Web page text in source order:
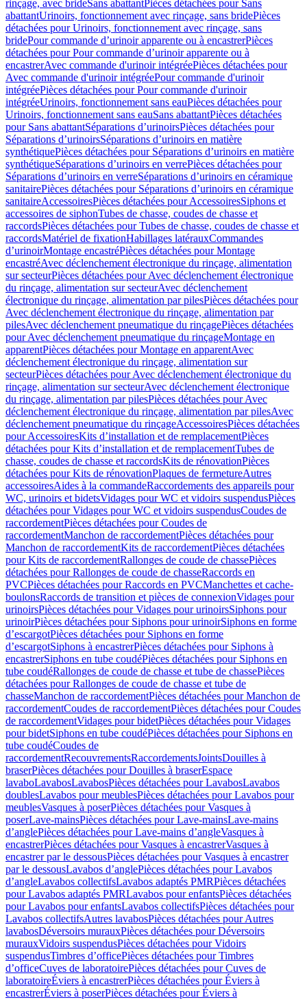
rinçage, avec brideSans abattantPièces détachées pour Sans
abattantUrinoirs, fonctionnement avec rinçage, sans bridePièces
détachées pour Urinoirs, fonctionnement avec rinçage, sans
bridePour commande d’urinoir apparente ou à encastrerPièces
détachées pour Pour commande d’urinoir apparente ou à
encastrerAvec commande d'urinoir intégréePièces détachées pour
Avec commande d'urinoir intégréePour commande d'urinoir
intégréePièces détachées pour Pour commande d'urinoir
intégréeUrinoirs, fonctionnement sans eauPièces détachées pour
Urinoirs, fonctionnement sans eauSans abattantPièces détachées
pour Sans abattantSéparations d’urinoirsPièces détachées pour
Séparations d’urinoirsSéparations d’urinoirs en matière
synthétiquePièces détachées pour Séparations d’urinoirs en matière
synthétiqueSéparations d’urinoirs en verrePièces détachées pour
Séparations d’urinoirs en verreSéparations d’urinoirs en céramique
sanitairePièces détachées pour Séparations d’urinoirs en céramique
sanitaireAccessoiresPièces détachées pour AccessoiresSiphons et
accessoires de siphonTubes de chasse, coudes de chasse et
raccordsPièces détachées pour Tubes de chasse, coudes de chasse et
raccordsMatériel de fixationHabillages latérauxCommandes
dʼurinoirMontage encastréPièces détachées pour Montage
encastréAvec déclenchement électronique du rinçage, alimentation
sur secteurPièces détachées pour Avec déclenchement électronique
du rinçage, alimentation sur secteurAvec déclenchement
électronique du rinçage, alimentation par pilesPièces détachées pour
Avec déclenchement électronique du rinçage, alimentation par
pilesAvec déclenchement pneumatique du rinçagePièces détachées
pour Avec déclenchement pneumatique du rinçageMontage en
apparentPièces détachées pour Montage en apparentAvec
déclenchement électronique du rinçage, alimentation sur
secteurPièces détachées pour Avec déclenchement électronique du
rinçage, alimentation sur secteurAvec déclenchement électronique
du rinçage, alimentation par pilesPièces détachées pour Avec
déclenchement électronique du rinçage, alimentation par pilesAvec
déclenchement pneumatique du rinçageAccessoiresPièces détachées
pour AccessoiresKits d’installation et de remplacementPièces
détachées pour Kits d’installation et de remplacementTubes de
chasse, coudes de chasse et raccordsKits de rénovationPièces
détachées pour Kits de rénovationPlaques de fermetureAutres
accessoiresAides à la commandeRaccordements des appareils pour
WC, urinoirs et bidetsVidages pour WC et vidoirs suspendusPièces
détachées pour Vidages pour WC et vidoirs suspendusCoudes de
raccordementPièces détachées pour Coudes de
raccordementManchon de raccordementPièces détachées pour
Manchon de raccordementKits de raccordementPièces détachées
pour Kits de raccordementRallonges de coude de chassePièces
détachées pour Rallonges de coude de chasseRaccords en
PVCPièces détachées pour Raccords en PVCManchettes et cache-
boulonsRaccords de transition et pièces de connexionVidages pour
urinoirsPièces détachées pour Vidages pour urinoirsSiphons pour
urinoirPièces détachées pour Siphons pour urinoirSiphons en forme
d’escargotPièces détachées pour Siphons en forme
d’escargotSiphons à encastrerPièces détachées pour Siphons à
encastrerSiphons en tube coudéPièces détachées pour Siphons en
tube coudéRallonges de coude de chasse et tube de chassePièces
détachées pour Rallonges de coude de chasse et tube de
chasseManchon de raccordementPièces détachées pour Manchon de
raccordementCoudes de raccordementPièces détachées pour Coudes
de raccordementVidages pour bidetPièces détachées pour Vidages
pour bidetSiphons en tube coudéPièces détachées pour Siphons en
tube coudéCoudes de
raccordementRecouvrementsRaccordementsJointsDouilles à
braserPièces détachées pour Douilles à braserEspace
lavaboLavabosLavabosPièces détachées pour LavabosLavabos
doublesLavabos pour meublesPièces détachées pour Lavabos pour
meublesVasques à poserPièces détachées pour Vasques à
poserLave-mainsPièces détachées pour Lave-mainsLave-mains
d’anglePièces détachées pour Lave-mains d’angleVasques à
encastrerPièces détachées pour Vasques à encastrerVasques à
encastrer par le dessousPièces détachées pour Vasques à encastrer
par le dessousLavabos d’anglePièces détachées pour Lavabos
d’angleLavabos collectifsLavabos adaptés PMRPièces détachées
pour Lavabos adaptés PMRLavabos pour enfantsPièces détachées
pour Lavabos pour enfantsLavabos collectifsPièces détachées pour
Lavabos collectifsAutres lavabosPièces détachées pour Autres
lavabosDéversoirs murauxPièces détachées pour Déversoirs
murauxVidoirs suspendusPièces détachées pour Vidoirs
suspendusTimbres dʼofficePièces détachées pour Timbres
dʼofficeCuves de laboratoirePièces détachées pour Cuves de
laboratoireÉviers à encastrerPièces détachées pour Éviers à
encastrerÉviers à poserPièces détachées pour Éviers à